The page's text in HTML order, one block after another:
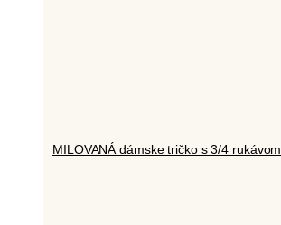
MILOVANÁ dámske tričko s 3/4 rukávom